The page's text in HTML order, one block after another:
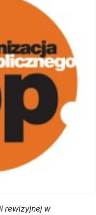
rewizyjnej w